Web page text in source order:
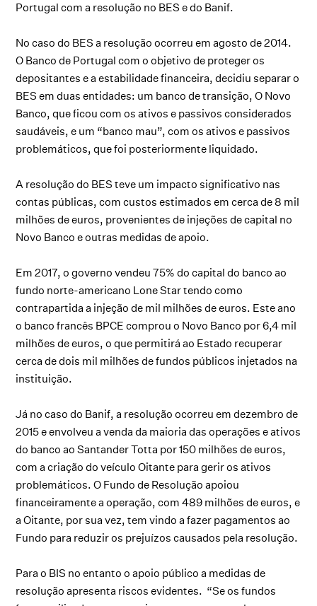
Portugal com a resolução no BES e do Banif.
No caso do BES a resolução ocorreu em agosto de 2014.
O Banco de Portugal com o objetivo de proteger os
depositantes e a estabilidade financeira, decidiu separar o
BES em duas entidades: um banco de transição, O Novo
Banco, que ficou com os ativos e passivos considerados
saudáveis, e um “banco mau”, com os ativos e passivos
problemáticos, que foi posteriormente liquidado.
A resolução do BES teve um impacto significativo nas
contas públicas, com custos estimados em cerca de 8 mil
milhões de euros, provenientes de injeções de capital no
Novo Banco e outras medidas de apoio.
Em 2017, o governo vendeu 75% do capital do banco ao
fundo norte-americano Lone Star tendo como
contrapartida a injeção de mil milhões de euros. Este ano
o banco francês BPCE comprou o Novo Banco por 6,4 mil
milhões de euros, o que permitirá ao Estado recuperar
cerca de dois mil milhões de fundos públicos injetados na
instituição.
Já no caso do Banif, a resolução ocorreu em dezembro de
2015 e envolveu a venda da maioria das operações e ativos
do banco ao Santander Totta por 150 milhões de euros,
com a criação do veículo Oitante para gerir os ativos
problemáticos. O Fundo de Resolução apoiou
financeiramente a operação, com 489 milhões de euros, e
a Oitante, por sua vez, tem vindo a fazer pagamentos ao
Fundo para reduzir os prejuízos causados pela resolução.
Para o BIS no entanto o apoio público a medidas de
resolução apresenta riscos evidentes. “Se os fundos